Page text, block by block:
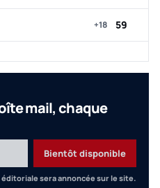
+18 59
mail, chaque
Bientôt disponible
sera annoncée sur le site.